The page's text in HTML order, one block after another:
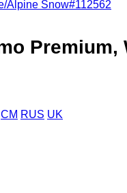
CM RUS UK